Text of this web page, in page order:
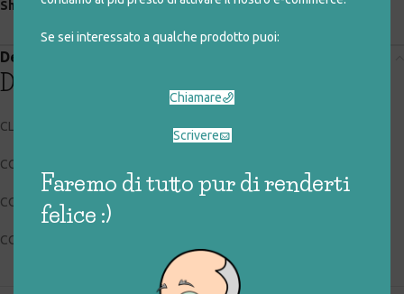
Se sei interessato a qualche prodotto puoi:
Chiamare
Scrivere
Faremo di tutto pur di renderti
felice :)
Share:
Descrizione
Descrizione
CLEMENTONI
CODICE RIGIOCATTOLO: 036_0_163
CONDIZIONI: buone
COLLOCAZIONE: EXP